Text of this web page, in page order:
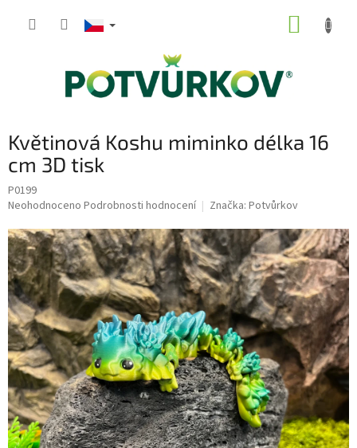
Květinová Koshu miminko délka 16
cm 3D tisk
P0199
Průměrné
produktu
je
0,0
z
5
hvězdiček.
Neohodnoceno Podrobnosti hodnocení Značka: Potvůrkov